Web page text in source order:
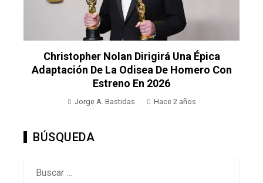
Christopher Nolan Dirigirá Una Épica
Adaptación De La Odisea De Homero Con
Estreno En 2026
Jorge A. Bastidas Hace 2 años
BÚSQUEDA